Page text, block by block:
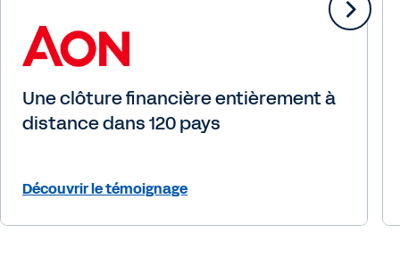
Une clôture financière entièrement à
distance dans 120 pays
Découvrir le témoignage